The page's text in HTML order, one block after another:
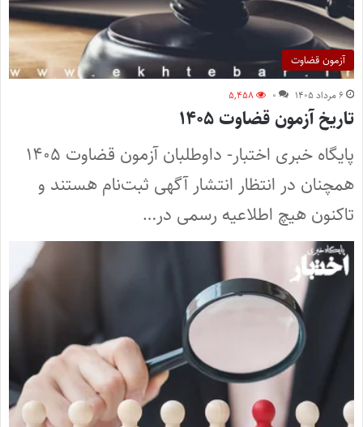
آزمون قضاوت
۶ مرداد ۱۴۰۵ ۰ ۵,۴۵۸
تاریخ آزمون قضاوت ۱۴۰۵
پایگاه خبری اختبار- داوطلبان آزمون قضاوت ۱۴۰۵
همچنان در انتظار انتشار آگهی ثبت‌نام هستند و
تاکنون هیچ اطلاعیه رسمی در…